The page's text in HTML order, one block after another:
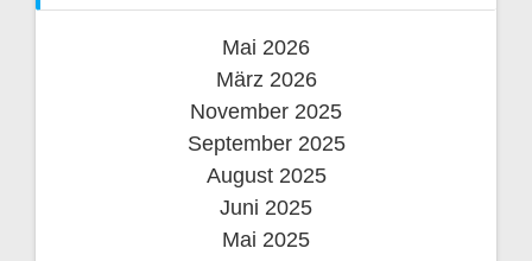
Mai 2026
März 2026
November 2025
September 2025
August 2025
Juni 2025
Mai 2025